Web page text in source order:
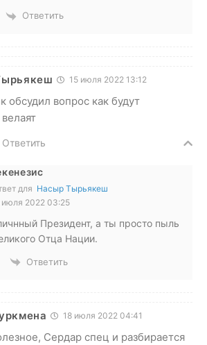
Ответить
15 июля 2022 13:12
вопрос как будут
Ответить
для Насыр Тырьякеш
июля 2022 03:25
Президент, а ты просто пыль
Отца Нации.
Ответить
18 июля 2022 04:41
Сердар спец и разбирается